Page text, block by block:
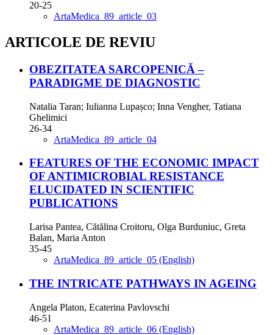
20-25
ArtaMedica_89_article_03
ARTICOLE DE REVIU
OBEZITATEA SARCOPENICĂ –
PARADIGME DE DIAGNOSTIC
Natalia Taran; Iulianna Lupașco; Inna Vengher, Tatiana
Ghelimici
26-34
ArtaMedica_89_article_04
FEATURES OF THE ECONOMIC IMPACT
OF ANTIMICROBIAL RESISTANCE
ELUCIDATED IN SCIENTIFIC
PUBLICATIONS
Larisa Pantea, Cătălina Croitoru, Olga Burduniuc, Greta
Balan, Maria Anton
35-45
ArtaMedica_89_article_05 (English)
THE INTRICATE PATHWAYS IN AGEING
Angela Platon, Ecaterina Pavlovschi
46-51
ArtaMedica_89_article_06 (English)